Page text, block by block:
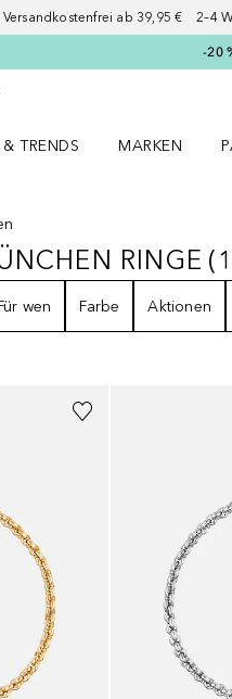
ab 39,95 € 2–4
-20
TRENDS
MARKEN
RINGE
RINGE (
wen Farbe Aktionen